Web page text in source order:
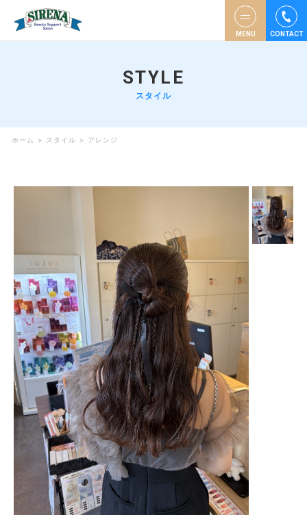
MENU CONTACT
STYLE
スタイル
ホーム > スタイル > アレンジ